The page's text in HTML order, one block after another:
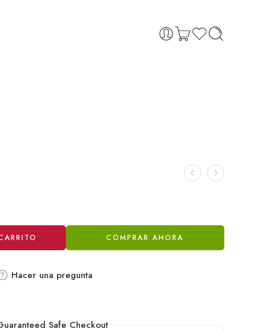
COMPRAR AHORA
Hacer una pregunta
Safe Checkout